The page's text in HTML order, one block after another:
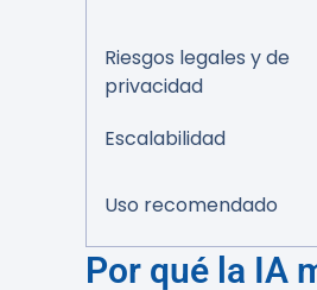
Riesgos legales y de
privacidad
Escalabilidad
Uso recomendado
Por qué la IA